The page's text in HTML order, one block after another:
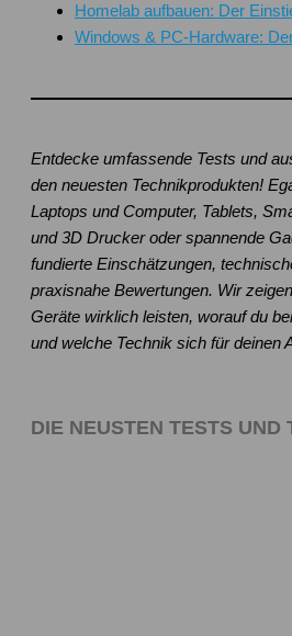
Homelab aufbauen: Der
Windows & PC-Hardware:
Entdecke umfassende Tests und
den neuesten Technikprodukten!
Laptops und Computer, Tablets,
und 3D Drucker oder spannende
fundierte Einschätzungen,
praxisnahe Bewertungen. Wir
Geräte wirklich leisten, worauf du
und welche Technik sich für deinen
DIE NEUSTEN TESTS UND